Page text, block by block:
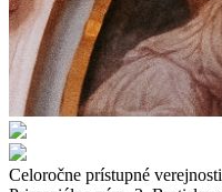
Celoročne prístupné verejnosti